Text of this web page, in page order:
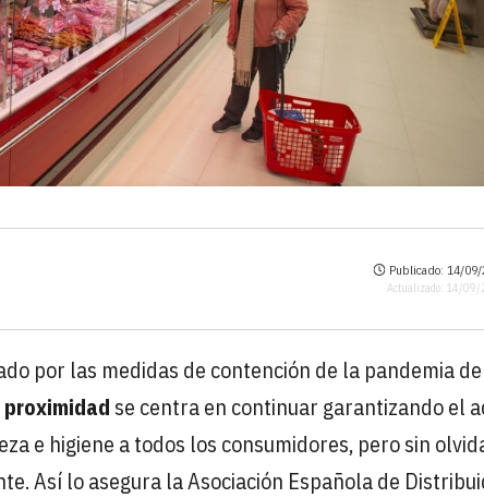
Publicado: 14/09/
Actualizado: 14/09/
por las medidas de contención de la pandemia de
se centra en continuar garantizando el
e higiene a todos los consumidores, pero sin
Así lo asegura la Asociación Española de